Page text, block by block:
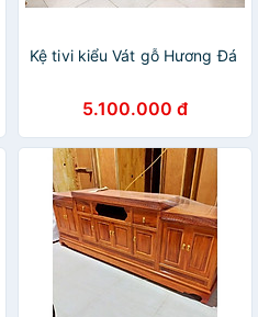
Kệ tivi kiểu Vát gỗ Hương Đá
5.100.000 đ